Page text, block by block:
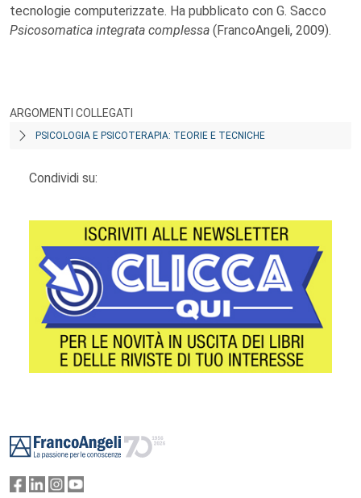
tecnologie computerizzate. Ha pubblicato con G. Sacco
Psicosomatica integrata complessa (FrancoAngeli, 2009).
ARGOMENTI COLLEGATI
PSICOLOGIA E PSICOTERAPIA: TEORIE E TECNICHE
Condividi su: